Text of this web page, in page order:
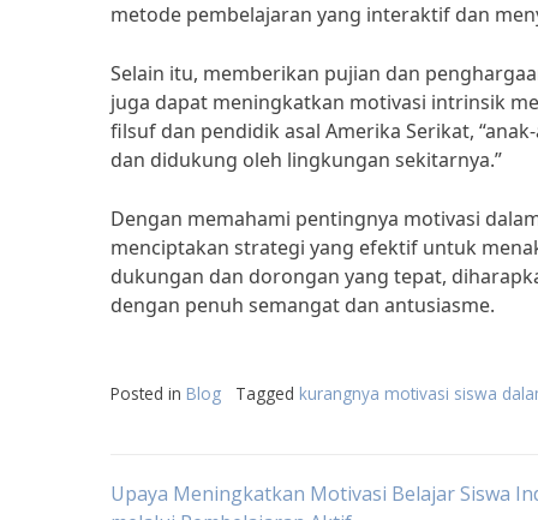
metode pembelajaran yang interaktif dan
Selain itu, memberikan pujian dan
juga dapat meningkatkan motivasi intrinsik
filsuf dan pendidik asal Amerika Serikat,
dan didukung oleh lingkungan sekitarnya.”
Dengan memahami pentingnya motivasi
menciptakan strategi yang efektif untuk
dukungan dan dorongan yang tepat,
dengan penuh semangat dan antusiasme.
Posted in Blog Tagged kurangnya motivasi siswa
Post
Upaya Meningkatkan Motivasi Belajar Siswa